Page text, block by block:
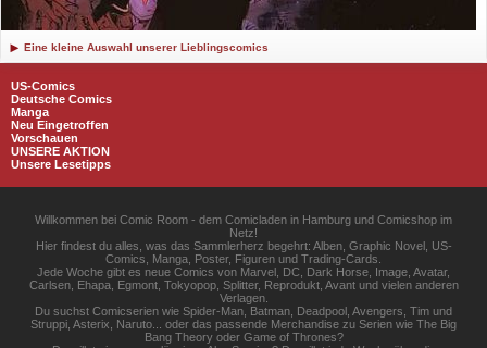
Eine kleine Auswahl unserer Lieblingscomics
US-Comics
Deutsche Comics
Manga
Neu Eingetroffen
Vorschauen
UNSERE AKTION
Unsere Lesetipps
Willkommen bei Comic Room - dem Comicladen in Hamburg und Comicshop im
Netz!
Hier findest du alles, was das Sammlerherz begehrt: Alben, Graphic Novel, US-
Comics, Manga, Poster, Figuren und Trading-Cards.
Jede Woche gibt es neue Comics von Marvel, DC, Dark Horse, Image, Avatar,
Carlsen, Ehapa, Egmont, Tokyopop, Splitter, Reprodukt, Avant und vielen anderen
Verlagen.
Du suchst Comicserien wie Spider-Man, Batman, Deadpool, Avengers, Tim und
Struppi, Asterix, Naruto... oder das passende Merchandise zu Serien wie The Big
Bang Theory oder Game of Thrones?